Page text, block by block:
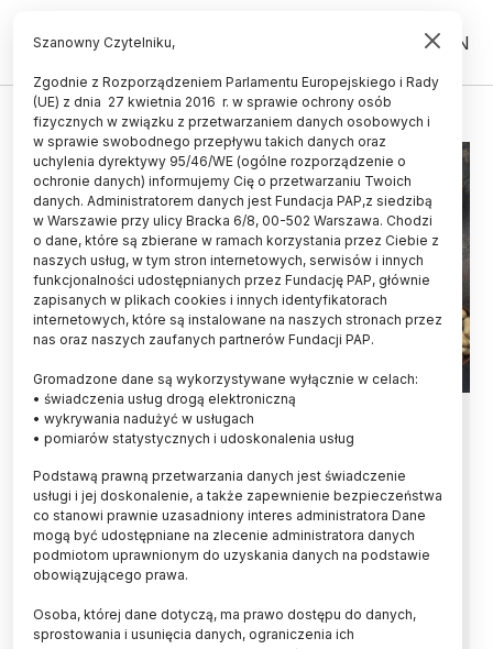
PL EN
DIETA NISKOWĘGLOWODANOWA
Diety niskowęglowodanowe
bazujące na źródłach roślinnych
pozwalają na długo utrzymać
prawidłową masę ciała
Diety niskowęglowodanowe, oparte na białkach
i tłuszczach pochodzenia roślinnego oraz
zdrowych węglowodanach, takich jak produkty
pełnoziarniste, wiążą się z wolniejszym
Szanowny Czytelniku,
Zgodnie z Rozporządzeniem Parlamentu Europejskiego i Rady
(UE) z dnia 27 kwietnia 2016 r. w sprawie ochrony osób
fizycznych w związku z przetwarzaniem danych osobowych i
w sprawie swobodnego przepływu takich danych oraz
uchylenia dyrektywy 95/46/WE (ogólne rozporządzenie o
ochronie danych) informujemy Cię o przetwarzaniu Twoich
danych. Administratorem danych jest Fundacja PAP,z siedzibą
w Warszawie przy ulicy Bracka 6/8, 00-502 Warszawa. Chodzi
o dane, które są zbierane w ramach korzystania przez Ciebie z
naszych usług, w tym stron internetowych, serwisów i innych
funkcjonalności udostępnianych przez Fundację PAP, głównie
zapisanych w plikach cookies i innych identyfikatorach
internetowych, które są instalowane na naszych stronach przez
nas oraz naszych zaufanych partnerów Fundacji PAP.
Gromadzone dane są wykorzystywane wyłącznie w celach:
• świadczenia usług drogą elektroniczną
• wykrywania nadużyć w usługach
• pomiarów statystycznych i udoskonalenia usług
Podstawą prawną przetwarzania danych jest świadczenie
usługi i jej doskonalenie, a także zapewnienie bezpieczeństwa
co stanowi prawnie uzasadniony interes administratora Dane
mogą być udostępniane na zlecenie administratora danych
podmiotom uprawnionym do uzyskania danych na podstawie
obowiązującego prawa.
Osoba, której dane dotyczą, ma prawo dostępu do danych,
sprostowania i usunięcia danych, ograniczenia ich